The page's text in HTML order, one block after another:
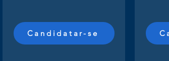
Candidatar-se